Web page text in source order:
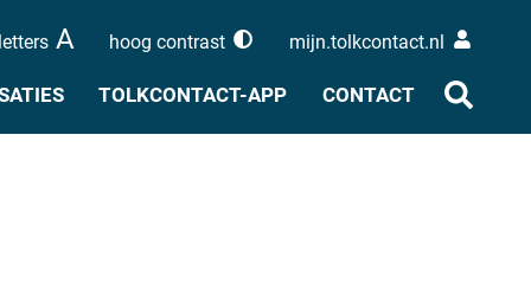
A hoog contrast mijn.tolkcontact.nl
TOLKCONTACT-APP CONTACT
Naar
zoeken